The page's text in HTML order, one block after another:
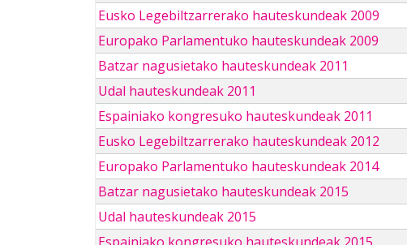
Eusko Legebiltzarrerako hauteskundeak 2009
Europako Parlamentuko hauteskundeak 2009
Batzar nagusietako hauteskundeak 2011
Udal hauteskundeak 2011
Espainiako kongresuko hauteskundeak 2011
Eusko Legebiltzarrerako hauteskundeak 2012
Europako Parlamentuko hauteskundeak 2014
Batzar nagusietako hauteskundeak 2015
Udal hauteskundeak 2015